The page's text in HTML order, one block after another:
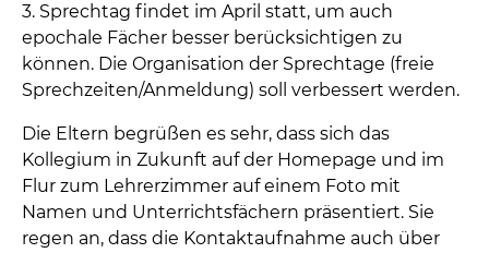
3. Sprechtag findet im April statt, um auch
epochale Fächer besser berücksichtigen zu
können. Die Organisation der Sprechtage (freie
Sprechzeiten/Anmeldung) soll verbessert werden.
Die Eltern begrüßen es sehr, dass sich das
Kollegium in Zukunft auf der Homepage und im
Flur zum Lehrerzimmer auf einem Foto mit
Namen und Unterrichtsfächern präsentiert. Sie
regen an, dass die Kontaktaufnahme auch über